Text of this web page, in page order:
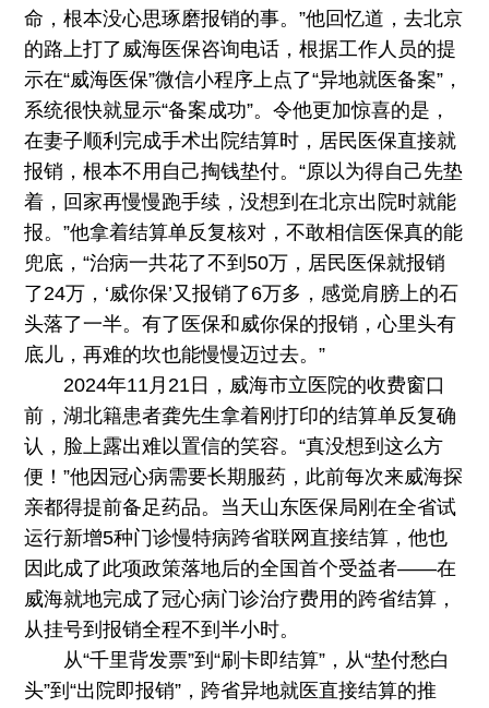
命，根本没心思琢磨报销的事。”他回忆道，去北京
的路上打了威海医保咨询电话，根据工作人员的提
示在“威海医保”微信小程序上点了“异地就医备案”，
系统很快就显示“备案成功”。令他更加惊喜的是，
在妻子顺利完成手术出院结算时，居民医保直接就
报销，根本不用自己掏钱垫付。“原以为得自己先垫
着，回家再慢慢跑手续，没想到在北京出院时就能
报。”他拿着结算单反复核对，不敢相信医保真的能
兜底，“治病一共花了不到50万，居民医保就报销
了24万，‘威你保’又报销了6万多，感觉肩膀上的石
头落了一半。有了医保和威你保的报销，心里头有
底儿，再难的坎也能慢慢迈过去。”
2024年11月21日，威海市立医院的收费窗口
前，湖北籍患者龚先生拿着刚打印的结算单反复确
认，脸上露出难以置信的笑容。“真没想到这么方
便！”他因冠心病需要长期服药，此前每次来威海探
亲都得提前备足药品。当天山东医保局刚在全省试
运行新增5种门诊慢特病跨省联网直接结算，他也
因此成了此项政策落地后的全国首个受益者——在
威海就地完成了冠心病门诊治疗费用的跨省结算，
从挂号到报销全程不到半小时。
从“千里背发票”到“刷卡即结算”，从“垫付愁白
头”到“出院即报销”，跨省异地就医直接结算的推